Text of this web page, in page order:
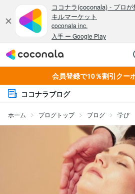
会員登録で10％割引クー
ココナラブログ
ホーム ブログトップ ブログ 学び